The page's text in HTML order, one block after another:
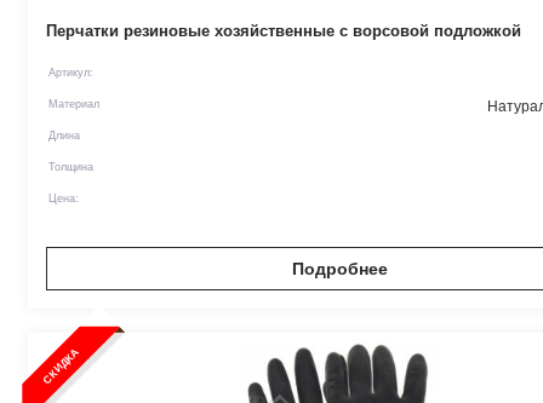
Перчатки резиновые хозяйственные с ворсовой подложкой
Артикул:
Материал
Длина
Толщина
Цена:
Подробнее
СКИДКА